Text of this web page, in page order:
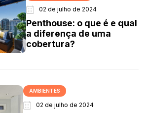
02 de julho de 2024
Penthouse: o que é e qual
a diferença de uma
cobertura?
AMBIENTES
02 de julho de 2024